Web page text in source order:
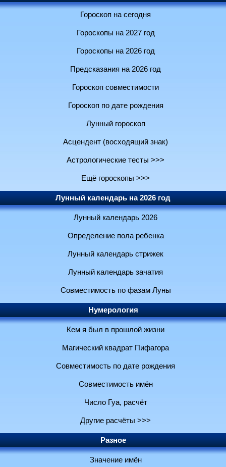
Гороскоп на сегодня
Гороскопы на 2027 год
Гороскопы на 2026 год
Предсказания на 2026 год
Гороскоп совместимости
Гороскоп по дате рождения
Лунный гороскоп
Асцендент (восходящий знак)
Астрологические тесты >>>
Ещё гороскопы >>>
Лунный календарь на 2026 год
Лунный календарь 2026
Определение пола ребенка
Лунный календарь стрижек
Лунный календарь зачатия
Совместимость по фазам Луны
Нумерология
Кем я был в прошлой жизни
Магический квадрат Пифагора
Совместимость по дате рождения
Совместимость имён
Число Гуа, расчёт
Другие расчёты >>>
Разное
Значение имён